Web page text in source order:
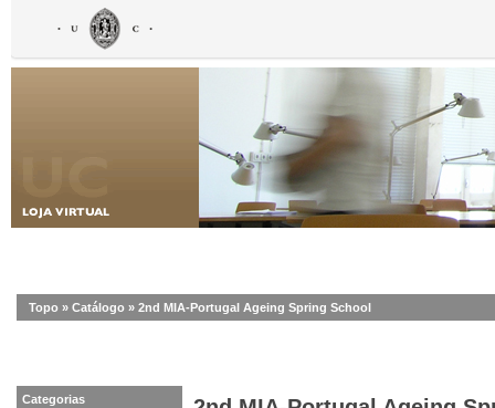
Topo » Catálogo » 2nd MIA-Portugal Ageing Spring School
Categorias